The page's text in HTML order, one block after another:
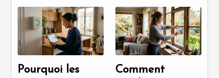
Pourquoi les
Comment